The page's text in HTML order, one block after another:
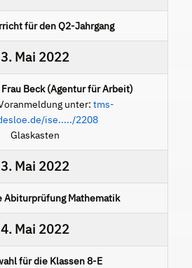
für den Q2-Jahrgang
3. Mai 2022
Beck (Agentur für Arbeit)
unter: tms-
ise...../2208
Glaskasten
3. Mai 2022
Abiturprüfung Mathematik
4. Mai 2022
für die Klassen 8-E